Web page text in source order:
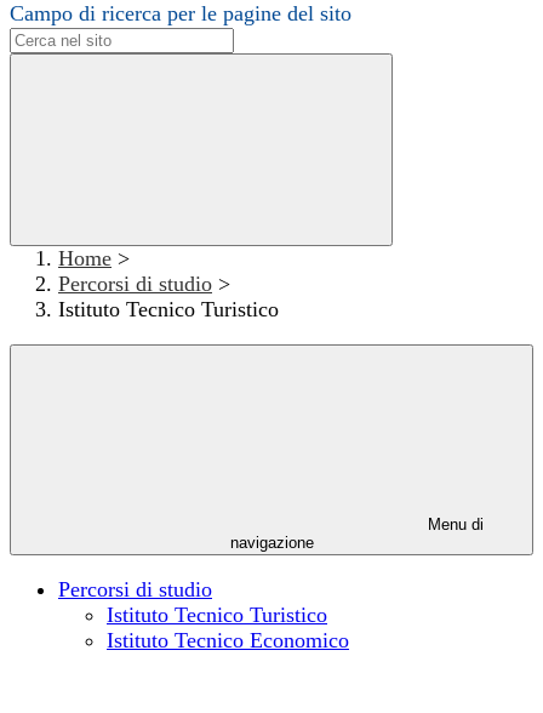
Campo di ricerca per le pagine del sito
Home >
Percorsi di studio >
Istituto Tecnico Turistico
Menu di
navigazione
Percorsi di studio
Istituto Tecnico Turistico
Istituto Tecnico Economico